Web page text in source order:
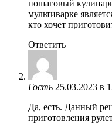
пошаговый
мультиварке
кто хочет
Ответить
Гость 25.03.2023 в
Да, есть. Данный
приготовления